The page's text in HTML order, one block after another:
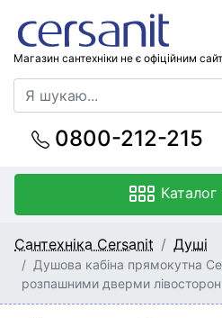
Магазин сантехніки не є офіційним
0800-212-215
Каталог
Сантехніка Cersanit Душі
Душова кабіна прямокутна
розпашними дверми